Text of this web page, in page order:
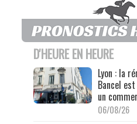
D'HEURE EN HEURE
Lyon : la
Bancel
un
06/08/26